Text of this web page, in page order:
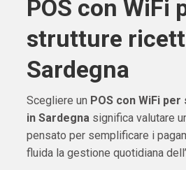
POS con WiFi
strutture
Sardegna
Scegliere un POS con WiFi
in Sardegnasignifica valutare
pensato per semplificare i
fluida la gestione quotidiana